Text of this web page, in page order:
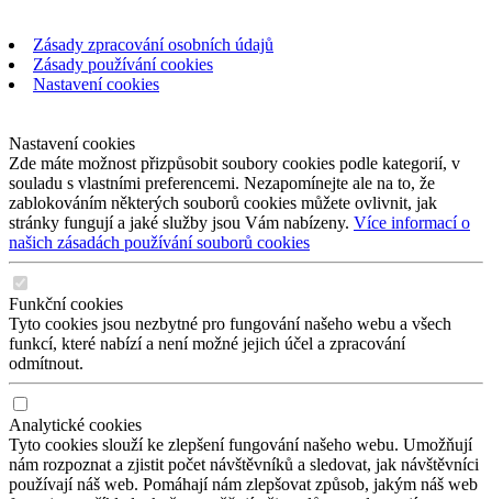
Zásady zpracování osobních údajů
Zásady používání cookies
Nastavení cookies
Nastavení cookies
Zde máte možnost přizpůsobit soubory cookies podle kategorií, v
souladu s vlastními preferencemi. Nezapomínejte ale na to, že
zablokováním některých souborů cookies můžete ovlivnit, jak
stránky fungují a jaké služby jsou Vám nabízeny. Více informací o
našich zásadách používání souborů cookies
Funkční cookies
Tyto cookies jsou nezbytné pro fungování našeho webu a všech
funkcí, které nabízí a není možné jejich účel a zpracování
odmítnout.
Analytické cookies
Tyto cookies slouží ke zlepšení fungování našeho webu. Umožňují
nám rozpoznat a zjistit počet návštěvníků a sledovat, jak návštěvníci
používají náš web. Pomáhají nám zlepšovat způsob, jakým náš web